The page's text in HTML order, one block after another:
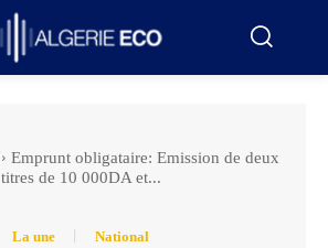
Emprunt obligataire: Emission de deux
titres de 10 000DA et...
La une National